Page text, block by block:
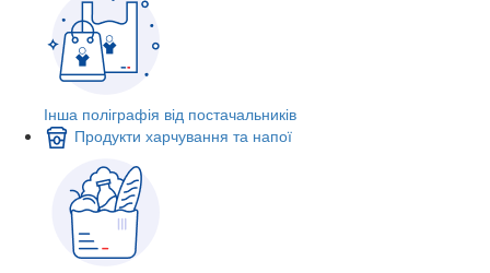
Інша поліграфія від постачальників
Продукти харчування та напої